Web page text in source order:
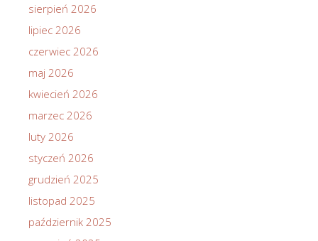
sierpień 2026
lipiec 2026
czerwiec 2026
maj 2026
kwiecień 2026
marzec 2026
luty 2026
styczeń 2026
grudzień 2025
listopad 2025
październik 2025